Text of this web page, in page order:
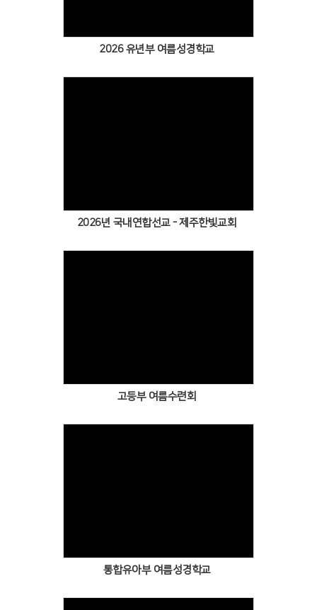
2026 유년부 여름성경학교
2026년 국내연합선교 - 제주한빛교회
고등부 여름수련회
통합유아부 여름성경학교